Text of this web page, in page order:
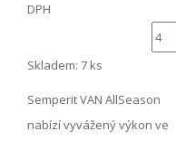
DPH
Skladem: 7 ks
Semperit VAN AllSeason
nabízí vyvážený výkon ve